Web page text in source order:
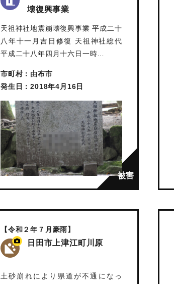
壊復興事業
天祖神社地震崩壊復興事業 平成二十
八年十一月吉日修復 天祖神社総代
平成二十八年四月十六日一時…
市町村：由布市
発生日：2018年4月16日
【令和２年７月豪雨】
日田市上津江町川原
土砂崩れにより県道が不通になっ